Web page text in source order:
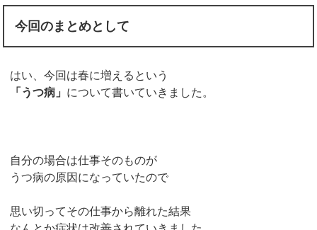
今回のまとめとして
はい、今回は春に増えるという
「うつ病」 について書いていきました。
自分の場合は仕事そのものが
うつ病の原因になっていたので
思い切ってその仕事から離れた結果